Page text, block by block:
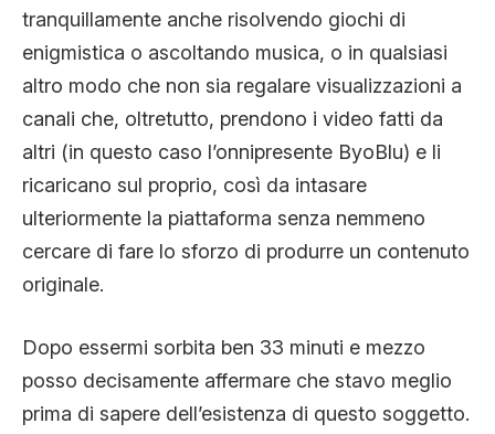
tranquillamente anche risolvendo giochi di
enigmistica o ascoltando musica, o in qualsiasi
altro modo che non sia regalare visualizzazioni a
canali che, oltretutto, prendono i video fatti da
altri (in questo caso l’onnipresente ByoBlu) e li
ricaricano sul proprio, così da intasare
ulteriormente la piattaforma senza nemmeno
cercare di fare lo sforzo di produrre un contenuto
originale.
Dopo essermi sorbita ben 33 minuti e mezzo
posso decisamente affermare che stavo meglio
prima di sapere dell’esistenza di questo soggetto.